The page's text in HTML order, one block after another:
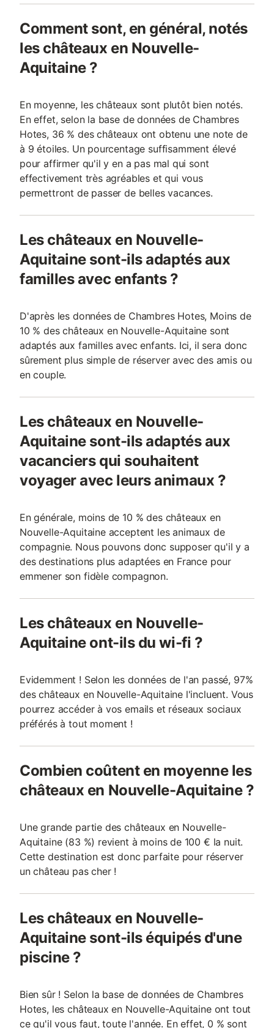
Comment sont, en général, notés
les châteaux en Nouvelle-
Aquitaine ?
En moyenne, les châteaux sont plutôt bien notés.
En effet, selon la base de données de Chambres
Hotes, 36 % des châteaux ont obtenu une note de
à 9 étoiles. Un pourcentage suffisamment élevé
pour affirmer qu'il y en a pas mal qui sont
effectivement très agréables et qui vous
permettront de passer de belles vacances.
Les châteaux en Nouvelle-
Aquitaine sont-ils adaptés aux
familles avec enfants ?
D'après les données de Chambres Hotes, Moins de
10 % des châteaux en Nouvelle-Aquitaine sont
adaptés aux familles avec enfants. Ici, il sera donc
sûrement plus simple de réserver avec des amis ou
en couple.
Les châteaux en Nouvelle-
Aquitaine sont-ils adaptés aux
vacanciers qui souhaitent
voyager avec leurs animaux ?
En générale, moins de 10 % des châteaux en
Nouvelle-Aquitaine acceptent les animaux de
compagnie. Nous pouvons donc supposer qu'il y a
des destinations plus adaptées en France pour
emmener son fidèle compagnon.
Les châteaux en Nouvelle-
Aquitaine ont-ils du wi-fi ?
Evidemment ! Selon les données de l'an passé, 97%
des châteaux en Nouvelle-Aquitaine l'incluent. Vous
pourrez accéder à vos emails et réseaux sociaux
préférés à tout moment !
Combien coûtent en moyenne les
châteaux en Nouvelle-Aquitaine ?
Une grande partie des châteaux en Nouvelle-
Aquitaine (83 %) revient à moins de 100 € la nuit.
Cette destination est donc parfaite pour réserver
un château pas cher !
Les châteaux en Nouvelle-
Aquitaine sont-ils équipés d'une
piscine ?
Bien sûr ! Selon la base de données de Chambres
Hotes, les châteaux en Nouvelle-Aquitaine ont tout
ce qu'il vous faut, toute l'année. En effet, 0 % sont